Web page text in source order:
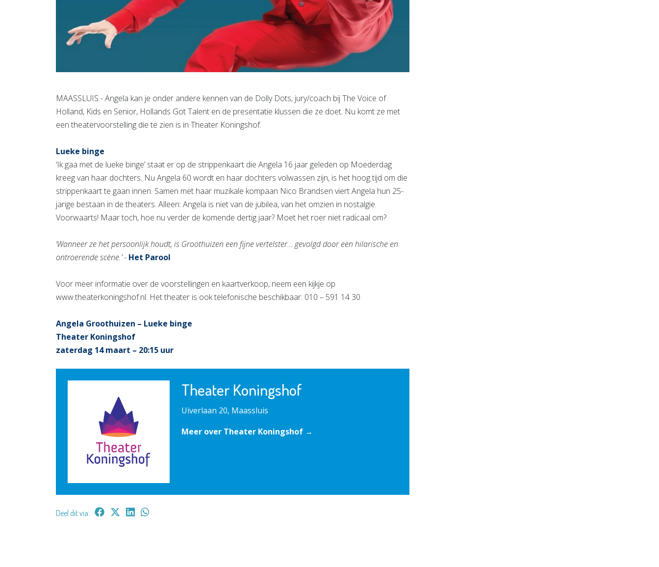
MAASSLUIS - Angela kan je onder andere kennen van de Dolly Dots, jury/coach bij The Voice of
Holland, Kids en Senior, Hollands Got Talent en de presentatie klussen die ze doet. Nu komt ze met
een theatervoorstelling die te zien is in Theater Koningshof.
Lueke binge
‘Ik gaa met de lueke binge’ staat er op de strippenkaart die Angela 16 jaar geleden op Moederdag
kreeg van haar dochters. Nu Angela 60 wordt en haar dochters volwassen zijn, is het hoog tijd om die
strippenkaart te gaan innen. Samen met haar muzikale kompaan Nico Brandsen viert Angela hun 25-
jarige bestaan in de theaters. Alleen: Angela is niet van de jubilea, van het omzien in nostalgie.
Voorwaarts! Maar toch, hoe nu verder de komende dertig jaar? Moet het roer niet radicaal om?
‘Wanneer ze het persoonlijk houdt, is Groothuizen een fijne vertelster… gevolgd door een hilarische en
ontroerende scène.’- Het Parool
Voor meer informatie over de voorstellingen en kaartverkoop, neem een kijkje op
www.theaterkoningshof.nl. Het theater is ook telefonische beschikbaar: 010 – 591 14 30
Angela Groothuizen – Lueke binge
Theater Koningshof
zaterdag 14 maart – 20:15 uur
Theater Koningshof
Uiverlaan 20, Maassluis
Meer over Theater Koningshof →
Deel dit via: